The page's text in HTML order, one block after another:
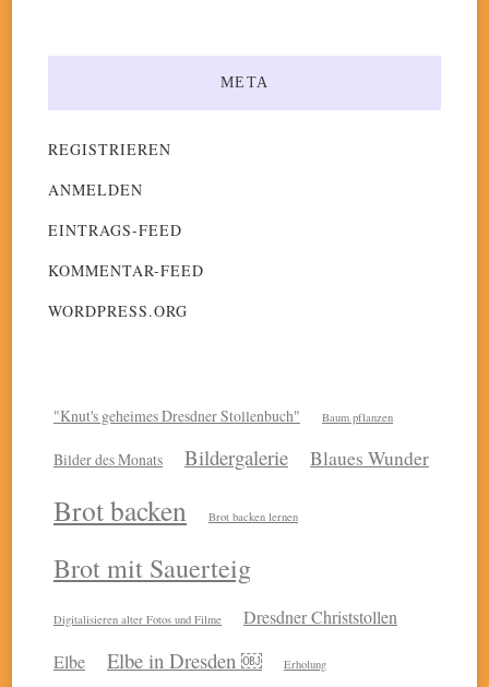
META
REGISTRIEREN
ANMELDEN
EINTRAGS-FEED
KOMMENTAR-FEED
WORDPRESS.ORG
"Knut's geheimes Dresdner Stollenbuch" Baum pflanzen
Bilder des Monats Bildergalerie Blaues Wunder
Brot backen Brot backen lernen
Brot mit Sauerteig
Digitalisieren alter Fotos und Filme
Dresdner Christstollen
Elbe
Elbe in Dresden ￼ Erholung